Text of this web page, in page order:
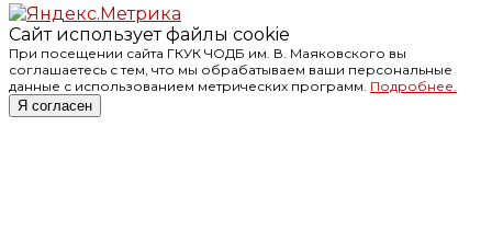
Сайт использует файлы cookie
При посещении сайта ГКУК ЧОДБ им. В. Маяковского вы
соглашаетесь с тем, что мы обрабатываем ваши персональные
данные с использованием метрических программ. Подробнее.
Я согласен